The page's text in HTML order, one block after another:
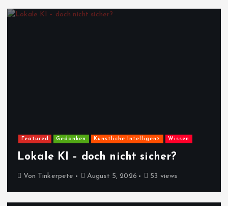
Featured Gedanken Künstliche Intelligenz Wissen
Lokale KI – doch nicht sicher?
Von Tinkerpete August 5, 2026 53 views